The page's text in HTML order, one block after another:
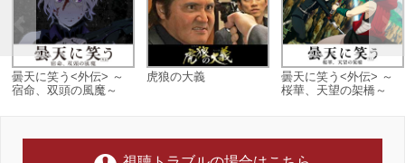
曇天に笑う<外伝> ～
宿命、双頭の風魔～
虎狼の大義
曇天に笑う<外伝> ～
桜華、天望の架橋～